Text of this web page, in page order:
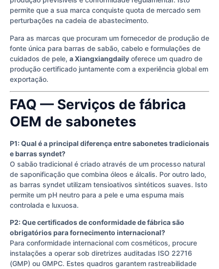
permite que a sua marca conquiste quota de mercado sem
perturbações na cadeia de abastecimento.
Para as marcas que procuram um fornecedor de produção de
fonte única para barras de sabão, cabelo e formulações de
cuidados de pele, a Xiangxiangdaily oferece um quadro de
produção certificado juntamente com a experiência global em
exportação.
FAQ — Serviços de fábrica
OEM de sabonetes
P1: Qual é a principal diferença entre sabonetes tradicionais
e barras syndet?
O sabão tradicional é criado através de um processo natural
de saponificação que combina óleos e álcalis. Por outro lado,
as barras syndet utilizam tensioativos sintéticos suaves. Isto
permite um pH neutro para a pele e uma espuma mais
controlada e luxuosa.
P2: Que certificados de conformidade de fábrica são
obrigatórios para fornecimento internacional?
Para conformidade internacional com cosméticos, procure
instalações a operar sob diretrizes auditadas ISO 22716
(GMP) ou GMPC. Estes quadros garantem rastreabilidade